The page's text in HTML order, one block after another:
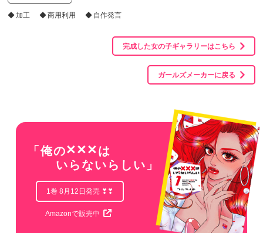
加工 商用利用 自作発言
完成した女の子ギャラリーはこちら
ガールズメーカーに戻る
「俺の×××は
いらないらしい」
1巻 8月12日発売 ❣❣
Amazonで販売中